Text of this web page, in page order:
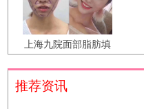
永辉李鹏超谁好？
上海九院面部脂肪填
魏皎孙宝珊谁技术反
推荐资讯